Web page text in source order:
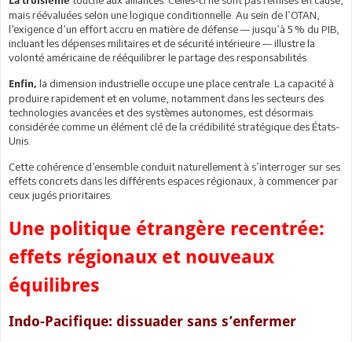
mais réévaluées selon une logique conditionnelle. Au sein de l’OTAN,
l’exigence d’un effort accru en matière de défense — jusqu’à 5 % du PIB,
incluant les dépenses militaires et de sécurité intérieure — illustre la
volonté américaine de rééquilibrer le partage des responsabilités.
Enfin, la dimension industrielle occupe une place centrale. La capacité à
produire rapidement et en volume, notamment dans les secteurs des
technologies avancées et des systèmes autonomes, est désormais
considérée comme un élément clé de la crédibilité stratégique des États-
Unis.
Cette cohérence d’ensemble conduit naturellement à s’interroger sur ses
effets concrets dans les différents espaces régionaux, à commencer par
ceux jugés prioritaires.
Une politique étrangère recentrée:
effets régionaux et nouveaux
équilibres
Indo-Pacifique: dissuader sans s’enfermer